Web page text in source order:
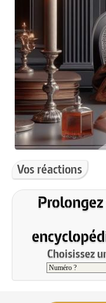
Vos réactions
Choisissez